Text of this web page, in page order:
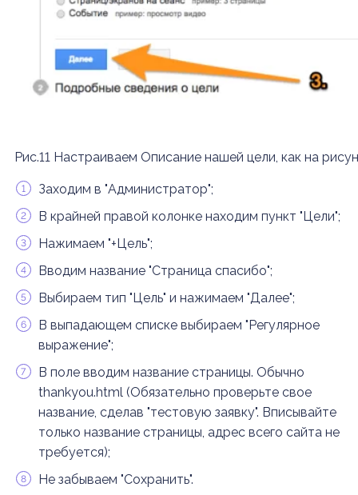
Рис.11 Настраиваем Описание нашей цели, как на
Заходим в "Администратор";
В крайней правой колонке находим пункт "Цели";
Нажимаем "+Цель";
Вводим название "Страница спасибо";
Выбираем тип "Цель" и нажимаем "Далее";
В выпадающем списке выбираем "Регулярное
выражение";
В поле вводим название страницы. Обычно
thankyou.html (Обязательно проверьте свое
название, сделав "тестовую заявку". Вписывайте
только название страницы, адрес всего сайта не
требуется);
Не забываем "Сохранить".